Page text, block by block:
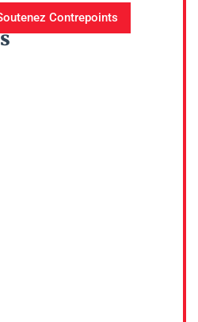
Contrepoints